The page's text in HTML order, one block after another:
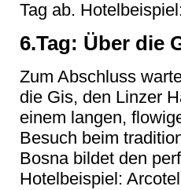
Tag ab.
6.Tag: Über die
Zum Abschluss
die Gis, den Linzer
einem langen,
Besuch beim
Bosna bildet den
Hotelbeispiel: